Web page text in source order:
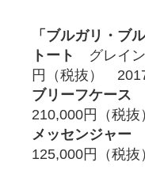
「ブルガリ・ブ
トート
グレイ
円（税抜）
ブリーフケース
210,000円（税
メッセンジャー
125,000円（税